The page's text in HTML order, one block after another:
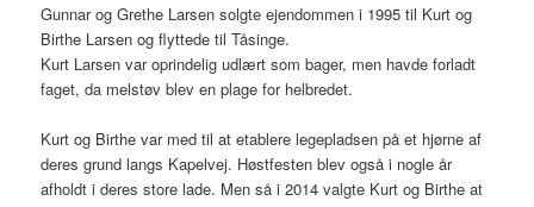
Gunnar og Grethe Larsen solgte ejendommen i 1995 til Kurt og
Birthe Larsen og flyttede til Tåsinge.
Kurt Larsen var oprindelig udlært som bager, men havde forladt
faget, da melstøv blev en plage for helbredet.
Kurt og Birthe var med til at etablere legepladsen på et hjørne af
deres grund langs Kapelvej. Høstfesten blev også i nogle år
afholdt i deres store lade. Men så i 2014 valgte Kurt og Birthe at